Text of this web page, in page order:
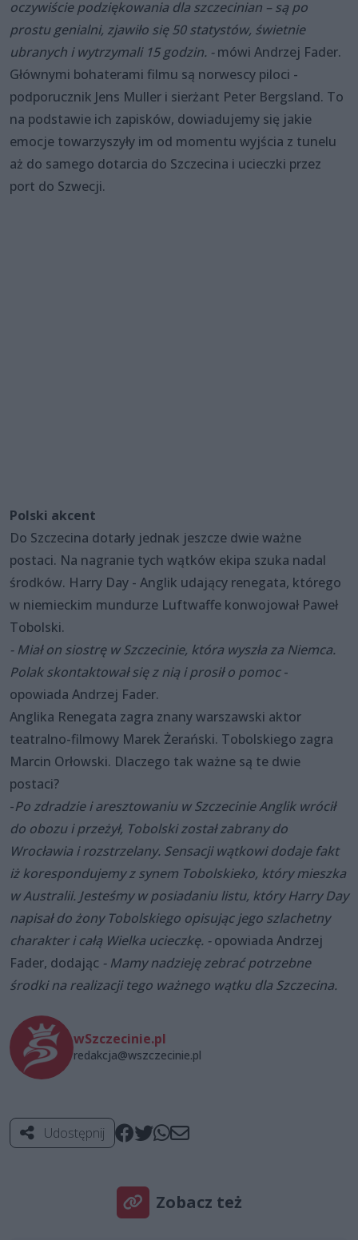
oczywiście podziękowania dla szczecinian – są po
prostu genialni, zjawiło się 50 statystów, świetnie
ubranych i wytrzymali 15 godzin. -mówi Andrzej Fader.
Głównymi bohaterami filmu są norwescy piloci -
podporucznik Jens Muller i sierżant Peter Bergsland. To
na podstawie ich zapisków, dowiadujemy się jakie
emocje towarzyszyły im od momentu wyjścia z tunelu
aż do samego dotarcia do Szczecina i ucieczki przez
port do Szwecji.
Polski akcent
Do Szczecina dotarły jednak jeszcze dwie ważne
postaci. Na nagranie tych wątków ekipa szuka nadal
środków. Harry Day - Anglik udający renegata, którego
w niemieckim mundurze Luftwaffe konwojował Paweł
Tobolski.
- Miał on siostrę w Szczecinie, która wyszła za Niemca.
Polak skontaktował się z nią i prosił o pomoc-
opowiada Andrzej Fader.
Anglika Renegata zagra znany warszawski aktor
teatralno-filmowy Marek Żerański. Tobolskiego zagra
Marcin Orłowski. Dlaczego tak ważne są te dwie
postaci?
-Po zdradzie i aresztowaniu w Szczecinie Anglik wrócił
do obozu i przeżył, Tobolski został zabrany do
Wrocławia i rozstrzelany. Sensacji wątkowi dodaje fakt
iż korespondujemy z synem Tobolskieko, który mieszka
w Australii. Jesteśmy w posiadaniu listu, który Harry Day
napisał do żony Tobolskiego opisując jego szlachetny
charakter i całą Wielka ucieczkę. -opowiada Andrzej
Fader, dodając - Mamy nadzieję zebrać potrzebne
środki na realizacji tego ważnego wątku dla Szczecina.
wSzczecinie.pl
redakcja@wszczecinie.pl
Udostępnij
Zobacz też